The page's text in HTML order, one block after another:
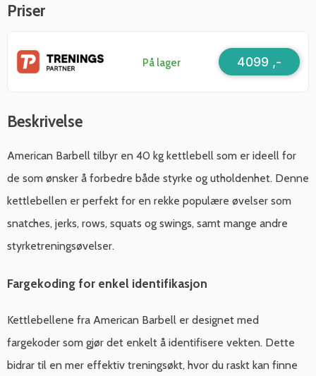
Priser
På lager 4099 ,-
Beskrivelse
American Barbell tilbyr en 40 kg kettlebell som er ideell for
de som ønsker å forbedre både styrke og utholdenhet. Denne
kettlebellen er perfekt for en rekke populære øvelser som
snatches, jerks, rows, squats og swings, samt mange andre
styrketreningsøvelser.
Fargekoding for enkel identifikasjon
Kettlebellene fra American Barbell er designet med
fargekoder som gjør det enkelt å identifisere vekten. Dette
bidrar til en mer effektiv treningsøkt, hvor du raskt kan finne